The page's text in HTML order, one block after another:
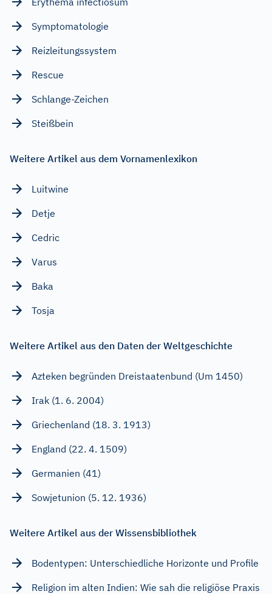
Symptomatologie
Reizleitungssystem
Rescue
Schlange-Zeichen
Steißbein
Weitere Artikel aus dem Vornamenlexikon
Luitwine
Detje
Cedric
Varus
Baka
Tosja
Weitere Artikel aus den Daten der Weltgeschichte
Azteken begründen Dreistaatenbund (Um 1450)
Irak (1. 6. 2004)
Griechenland (18. 3. 1913)
England (22. 4. 1509)
Germanien (41)
Sowjetunion (5. 12. 1936)
Weitere Artikel aus der Wissensbibliothek
Bodentypen: Unterschiedliche Horizonte und Profile
Religion im alten Indien: Wie sah die religiöse Praxis